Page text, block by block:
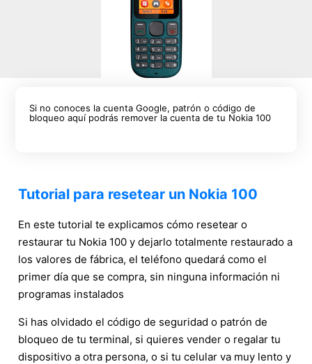
Si no conoces la cuenta Google, patrón o código de
bloqueo aquí podrás remover la cuenta de tu Nokia 100
Tutorial para resetear un Nokia 100
En este tutorial te explicamos cómo resetear o
restaurar tu Nokia 100 y dejarlo totalmente restaurado a
los valores de fábrica, el teléfono quedará como el
primer día que se compra, sin ninguna información ni
programas instalados
Si has olvidado el código de seguridad o patrón de
bloqueo de tu terminal, si quieres vender o regalar tu
dispositivo a otra persona, o si tu celular va muy lento y